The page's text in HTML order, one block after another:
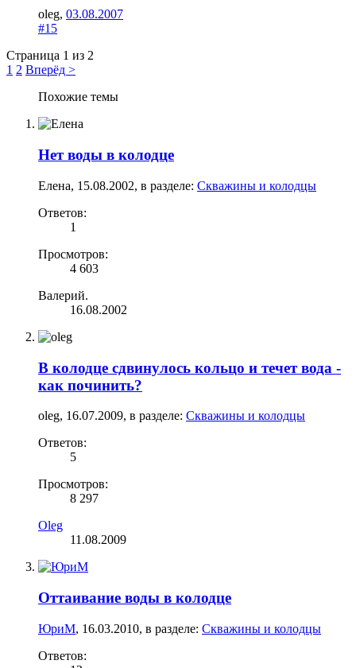
oleg, 03.08.2007
#15
Страница 1 из 2
1 2 Вперёд >
Похожие темы
Нет воды в колодце
Елена, 15.08.2002, в разделе: Скважины и колодцы
Ответов:
1
Просмотров:
4 603
Валерий.
16.08.2002
В колодце сдвинулось кольцо и течет вода -
как починить?
oleg, 16.07.2009, в разделе: Скважины и колодцы
Ответов:
5
Просмотров:
8 297
Oleg
11.08.2009
Оттаивание воды в колодце
ЮриМ, 16.03.2010, в разделе: Скважины и колодцы
Ответов: